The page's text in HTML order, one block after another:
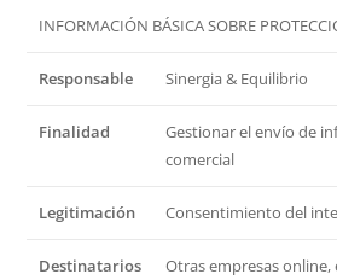
INFORMACIÓN BÁSICA SOBRE
Responsable Sinergia & Equilibrio
Finalidad
Gestionar el envío de
comercial
Legitimación Consentimiento del
Destinatarios
Otras empresas online,